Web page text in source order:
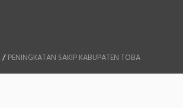
/PENINGKATAN SAKIP KABUPATEN TOBA